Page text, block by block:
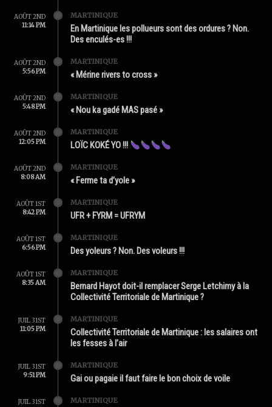
AOÛT 2ND
11:14 PM
MARTINIQUE
En Martinique les pollueurs sont des ordures ? Non.
Des enculés-es !!!
AOÛT 2ND
5:56 PM
MARTINIQUE
« Mérine rivers to cross »
AOÛT 2ND
5:48 PM
MARTINIQUE
« Nou ka gadé MAS pasé »
AOÛT 2ND
12:05 PM
MARTINIQUE
LOÏC KOKÉ YO !!!
AOÛT 2ND
8:08 AM
MARTINIQUE
« Ferme ta d’yole »
AOÛT 1ST
8:42 PM
MARTINIQUE
UFR + FYRM = UFRYM
AOÛT 1ST
6:56 PM
MARTINIQUE
Des yoleurs ? Non. Des voleurs !!!
AOÛT 1ST
8:35 AM
MARTINIQUE
Bernard Hayot doit-il remplacer Serge Letchimy à la
Collectivité Territoriale de Martinique ?
JUIL 31ST
11:05 PM
MARTINIQUE
Collectivité Territoriale de Martinique : les salaires ont
les fesses à l’air
JUIL 31ST
9:51 PM
MARTINIQUE
Gai ou pagaie il faut faire le bon choix de voile
JUIL 31ST
MARTINIQUE